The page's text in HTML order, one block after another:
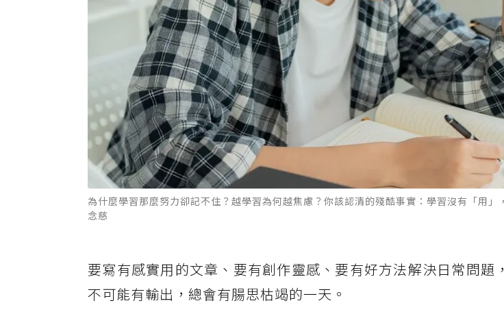
為什麼學習那麼努力卻記不住？越學習為何越焦慮？你該認清的殘酷事實：學習沒有「用
念慈
要寫有感實用的文章、要有創作靈感、要有好方法解決日常問題
不可能有輸出，總會有腸思枯竭的一天。